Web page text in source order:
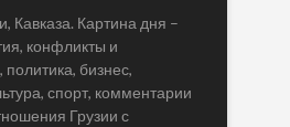
Кавказа. Картина дня –
конфликты и
бизнес,
спорт, комментарии
Грузии с